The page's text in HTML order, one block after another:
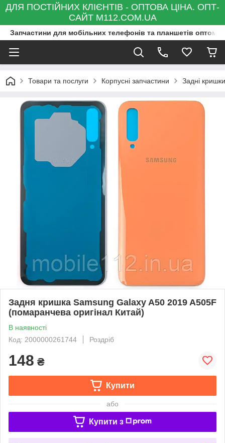
ДЛЯ ПОСТІЙНИХ КЛІЄНТІВ - ОПТОВА ЦІНА. ОПТ-
САЙТ M112.COM.UA
Запчастини для мобільних телефонів та планшетів оптом
Товари та послуги Корпусні запчастини Задні кришки
Задня кришка Samsung Galaxy A50 2019 A505F
(помаранчева оригінал Китай)
В наявності
Код: 2000000261744
Роздріб
148 ₴
Купити
або
Купити з